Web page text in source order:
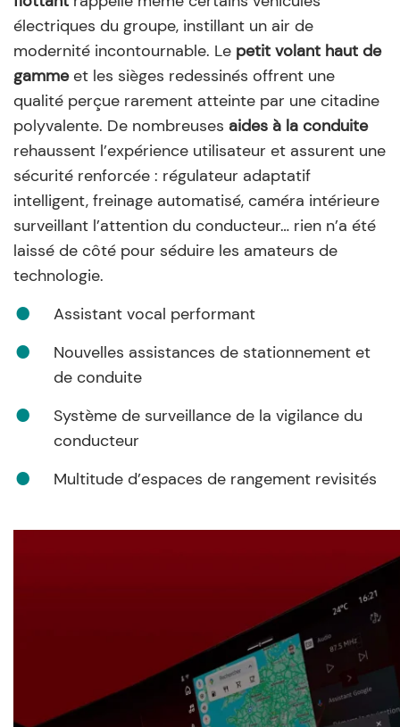
électriques du groupe, instillant un air de
modernité incontournable. Le petit volant haut de
gammeet les sièges redessinés offrent une
qualité perçue rarement atteinte par une citadine
polyvalente. De nombreuses aides à la conduite
rehaussent l’expérience utilisateur et assurent une
sécurité renforcée : régulateur adaptatif
intelligent, freinage automatisé, caméra intérieure
surveillant l’attention du conducteur… rien n’a été
laissé de côté pour séduire les amateurs de
technologie.
Assistant vocal performant
Nouvelles assistances de stationnement et
de conduite
Système de surveillance de la vigilance du
conducteur
Multitude d’espaces de rangement revisités